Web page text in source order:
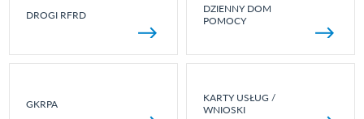
DROGI RFRD
DZIENNY DOM
POMOCY
GKRPA
KARTY USŁUG /
WNIOSKI